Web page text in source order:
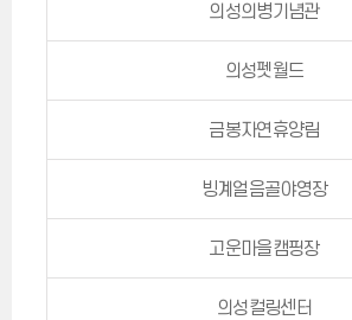
의성의병기념관
의성펫월드
금봉자연휴양림
빙계얼음골야영장
고운마을캠핑장
의성컬링센터